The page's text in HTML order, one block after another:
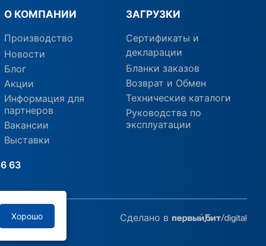
Хорошо
О КОМПАНИИ
Производство
Новости
Блог
Акции
Информация для
партнеров
Вакансии
Выставки
ЗАГРУЗКИ
Сертификаты и
декларации
Бланки заказов
Возврат и Обмен
Технические каталоги
Руководства по
эксплуатации
63
Сделано в